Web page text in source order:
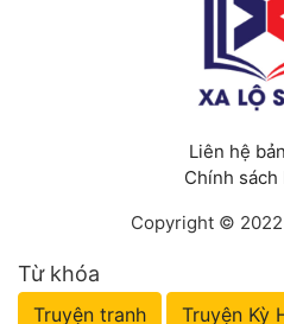
Liên hệ
Chính sách
Copyright ©
Từ khóa
Truyện tranh Truyện Kỳ